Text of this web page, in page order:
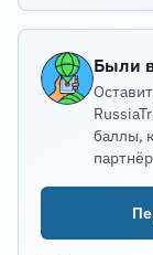
Были
баллы,